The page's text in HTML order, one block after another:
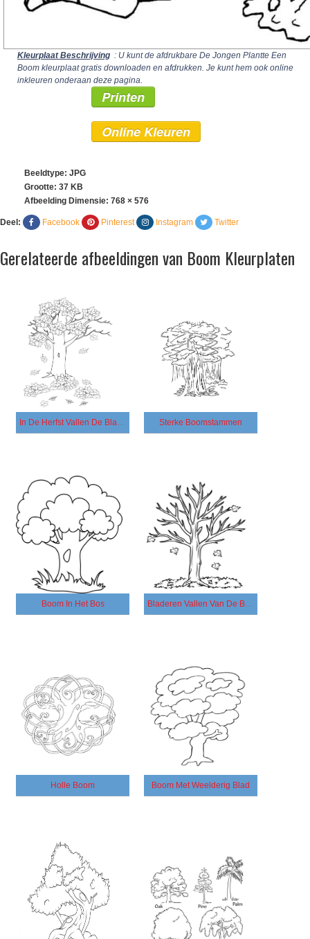
Kleurplaat Beschrijving : U kunt de afdrukbare De Jongen Plantte Een
Boom kleurplaat gratis downloaden en afdrukken. Je kunt hem ook online
inkleuren onderaan deze pagina.
Printen
Online Kleuren
Beeldtype: JPG
Grootte: 37 KB
Afbeelding Dimensie: 768 × 576
Deel: Facebook Pinterest Instagram Twitter
Gerelateerde afbeeldingen van Boom Kleurplaten
In De Herfst Vallen De Bladeren Van De Boom Sterke Boomstammen
Boom In Het Bos Bladeren Vallen Van De Boom
Holle Boom Boom Met Weelderig Blad